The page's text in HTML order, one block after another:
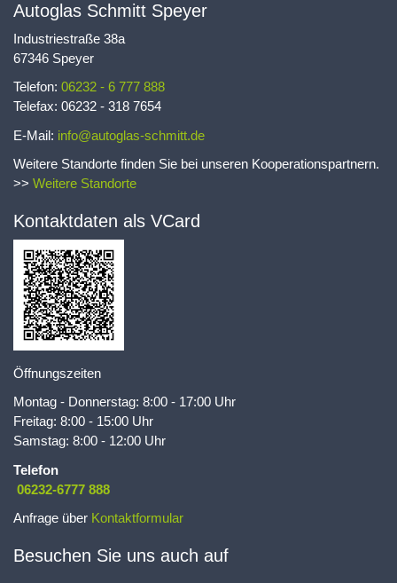
Autoglas Schmitt Speyer
Industriestraße 38a
67346 Speyer
Telefon: 06232 - 6 777 888
Telefax: 06232 - 318 7654
E-Mail: info@autoglas-schmitt.de
Weitere Standorte finden Sie bei unseren Kooperationspartnern.
>> Weitere Standorte
Kontaktdaten als VCard
Öffnungszeiten
Montag - Donnerstag: 8:00 - 17:00 Uhr
Freitag: 8:00 - 15:00 Uhr
Samstag: 8:00 - 12:00 Uhr
Telefon
06232-6777 888
Anfrage über Kontaktformular
Besuchen Sie uns auch auf